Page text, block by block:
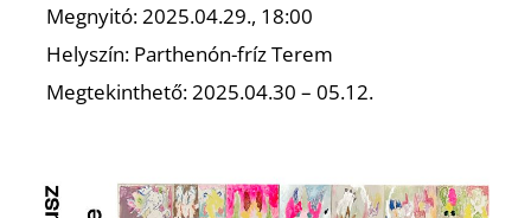
Megnyitó: 2025.04.29., 18:00
Helyszín: Parthenón-fríz Terem
Megtekinthető: 2025.04.30 – 05.12.